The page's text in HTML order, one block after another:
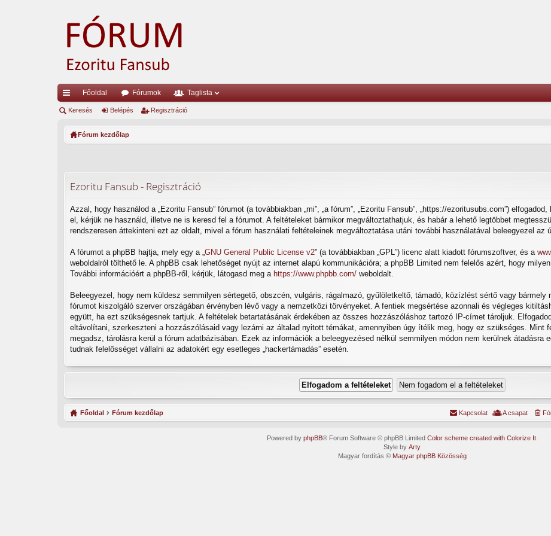
yo
Főoldal Fórumok Taglista
Keresés Belépés Regisztráció
Fórum kezdőlap
Ezoritu Fansub - Regisztráció
Azzal, hogy használod a „Ezoritu Fansub” fórumot (a továbbiakban „mi”, „a fórum”, „Ezoritu Fansub”, „https://ezoritusubs.com”)
el, kérjük ne használd, illetve ne is keresd fel a fórumot. A feltételeket bármikor megváltoztathatjuk, és habár a lehető legtöbbet
rendszeresen áttekinteni ezt az oldalt, mivel a fórum használati feltételeinek megváltoztatása utáni további használatával beleegyezel az
A fórumot a phpBB hajtja, mely egy a „GNU General Public License v2” (a továbbiakban „GPL”) licenc alatt kiadott fórumszoftver, és a
weboldalról tölthető le. A phpBB csak lehetőséget nyújt az internet alapú kommunikációra; a phpBB Limited nem felelős azért, hogy
További információért a phpBB-ről, kérjük, látogasd meg a https://www.phpbb.com/ weboldalt.
Beleegyezel, hogy nem küldesz semmilyen sértegető, obszcén, vulgáris, rágalmazó, gyűlöletkeltő, támadó, közízlést sértő vagy
fórumot kiszolgáló szerver országában érvényben lévő vagy a nemzetközi törvényeket. A fentiek megsértése azonnali és végleges
együtt, ha ezt szükségesnek tartjuk. A feltételek betartatásának érdekében az összes hozzászóláshoz tartozó IP-címet tároljuk.
eltávolítani, szerkeszteni a hozzászólásaid vagy lezárni az általad nyitott témákat, amennyiben úgy ítélik meg, hogy ez szükséges. Mint
megadsz, tárolásra kerül a fórum adatbázisában. Ezek az információk a beleegyezésed nélkül semmilyen módon nem kerülnek átadásra
tudnak felelősséget vállalni az adatokért egy esetleges „hackertámadás” esetén.
Főoldal Fórum kezdőlap A csapat
Kapcsolat
Powered by phpBB® Forum Software © phpBB Limited Color scheme created with Colorize It.
Style by Arty
Magyar fordítás © Magyar phpBB Közösség